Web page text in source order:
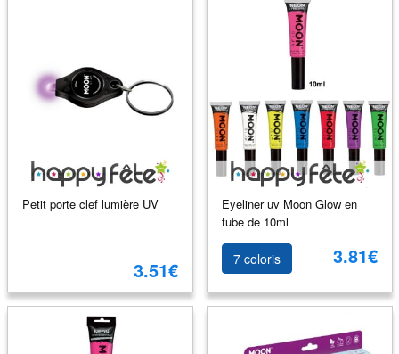
Petit porte clef lumière UV
3.51€
Eyeliner uv Moon Glow en
tube de 10ml
7 coloris 3.81€